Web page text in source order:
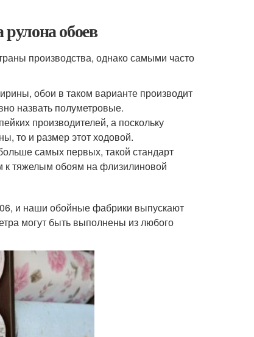
обоев
производства, однако самыми часто
обои в таком варианте производит
назвать полуметровые.
производителей, а поскольку
то и размер этот ходовой.
самых первых, такой стандарт
к тяжелым обоям на флизилиновой
и наши обойные фабрики выпускают
могут быть выполнены из любого